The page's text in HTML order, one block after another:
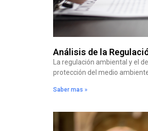
Análisis de la
La regulación ambiental y el
protección del medio
Saber mas »